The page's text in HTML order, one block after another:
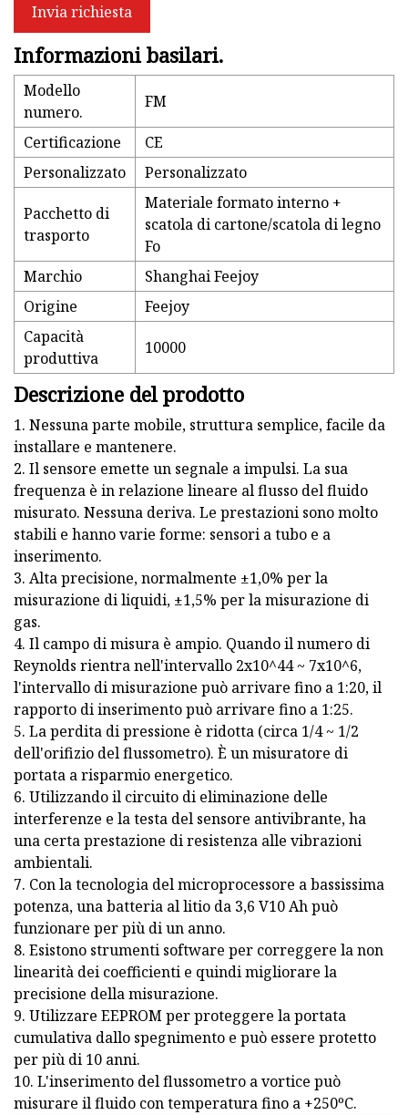
Invia richiesta
Informazioni basilari.
Modello
numero.
FM
Certificazione
CE
Personalizzato
Personalizzato
Pacchetto di
trasporto
Materiale formato interno +
scatola di cartone/scatola di legno
Fo
Marchio
Shanghai Feejoy
Origine
Feejoy
Capacità
produttiva
10000
Descrizione del prodotto
1. Nessuna parte mobile, struttura semplice, facile da
installare e mantenere.
2. Il sensore emette un segnale a impulsi. La sua
frequenza è in relazione lineare al flusso del fluido
misurato. Nessuna deriva. Le prestazioni sono molto
stabili e hanno varie forme: sensori a tubo e a
inserimento.
3. Alta precisione, normalmente ±1,0% per la
misurazione di liquidi, ±1,5% per la misurazione di
gas.
4. Il campo di misura è ampio. Quando il numero di
Reynolds rientra nell'intervallo 2x10^44 ~ 7x10^6,
l'intervallo di misurazione può arrivare fino a 1:20, il
rapporto di inserimento può arrivare fino a 1:25.
5. La perdita di pressione è ridotta (circa 1/4 ~ 1/2
dell'orifizio del flussometro). È un misuratore di
portata a risparmio energetico.
6. Utilizzando il circuito di eliminazione delle
interferenze e la testa del sensore antivibrante, ha
una certa prestazione di resistenza alle vibrazioni
ambientali.
7. Con la tecnologia del microprocessore a bassissima
potenza, una batteria al litio da 3,6 V10 Ah può
funzionare per più di un anno.
8. Esistono strumenti software per correggere la non
linearità dei coefficienti e quindi migliorare la
precisione della misurazione.
9. Utilizzare EEPROM per proteggere la portata
cumulativa dallo spegnimento e può essere protetto
per più di 10 anni.
10. L'inserimento del flussometro a vortice può
misurare il fluido con temperatura fino a +250ºC.